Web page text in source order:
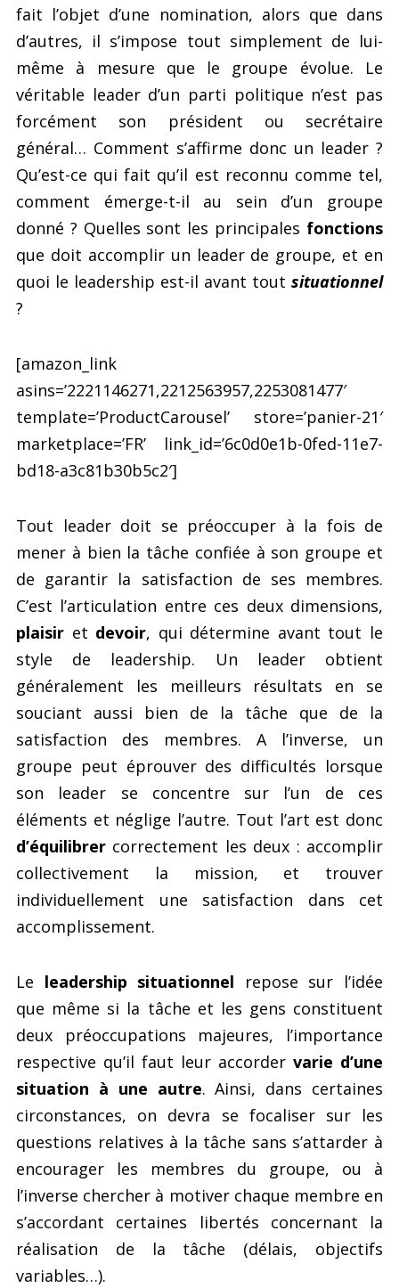
fait l’objet d’une nomination, alors que dans
d’autres, il s’impose tout simplement de lui-
même à mesure que le groupe évolue. Le
véritable leader d’un parti politique n’est pas
forcément son président ou secrétaire
général… Comment s’affirme donc un leader ?
Qu’est-ce qui fait qu’il est reconnu comme tel,
comment émerge-t-il au sein d’un groupe
donné ? Quelles sont les principales fonctions
que doit accomplir un leader de groupe, et en
quoi le leadership est-il avant tout situationnel
?
[amazon_link
asins=’2221146271,2212563957,2253081477′
template=’ProductCarousel’ store=’panier-21′
marketplace=’FR’ link_id=’6c0d0e1b-0fed-11e7-
bd18-a3c81b30b5c2′]
Tout leader doit se préoccuper à la fois de
mener à bien la tâche confiée à son groupe et
de garantir la satisfaction de ses membres.
C’est l’articulation entre ces deux dimensions,
plaisir et devoir, qui détermine avant tout le
style de leadership. Un leader obtient
généralement les meilleurs résultats en se
souciant aussi bien de la tâche que de la
satisfaction des membres. A l’inverse, un
groupe peut éprouver des difficultés lorsque
son leader se concentre sur l’un de ces
éléments et néglige l’autre. Tout l’art est donc
d’équilibrer correctement les deux : accomplir
collectivement la mission, et trouver
individuellement une satisfaction dans cet
accomplissement.
Le leadership situationnel repose sur l’idée
que même si la tâche et les gens constituent
deux préoccupations majeures, l’importance
respective qu’il faut leur accorder varie d’une
situation à une autre. Ainsi, dans certaines
circonstances, on devra se focaliser sur les
questions relatives à la tâche sans s’attarder à
encourager les membres du groupe, ou à
l’inverse chercher à motiver chaque membre en
s’accordant certaines libertés concernant la
réalisation de la tâche (délais, objectifs
variables…).